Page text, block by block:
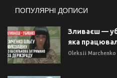
ПОПУЛЯРНІ ДОПИСИ
Зливаєш —
яка
Oleksii Marchenko